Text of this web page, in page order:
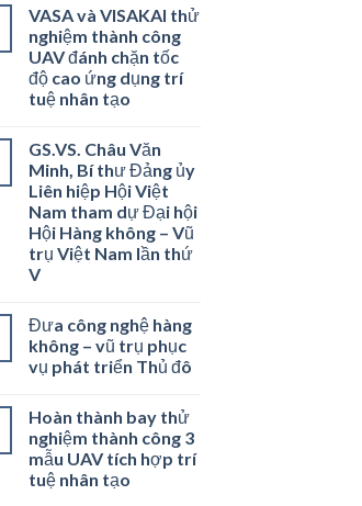
VASA và VISAKAI thử
nghiệm thành công
UAV đánh chặn tốc
độ cao ứng dụng trí
tuệ nhân tạo
GS.VS. Châu Văn
Minh, Bí thư Đảng ủy
Liên hiệp Hội Việt
Nam tham dự Đại hội
Hội Hàng không – Vũ
trụ Việt Nam lần thứ
V
Đưa công nghệ hàng
không – vũ trụ phục
vụ phát triển Thủ đô
Hoàn thành bay thử
nghiệm thành công 3
mẫu UAV tích hợp trí
tuệ nhân tạo